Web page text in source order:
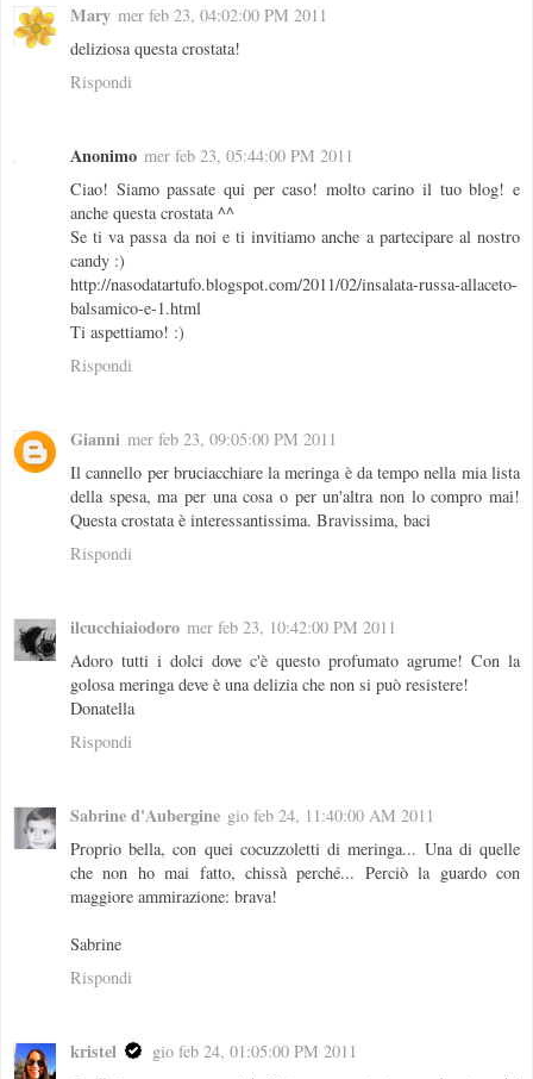
Mary mer feb 23, 04:02:00 PM 2011
deliziosa questa crostata!
Rispondi
Anonimo mer feb 23, 05:44:00 PM 2011
Ciao! Siamo passate qui per caso! molto carino il tuo blog! e
anche questa crostata ^^
Se ti va passa da noi e ti invitiamo anche a partecipare al nostro
candy :)
http://nasodatartufo.blogspot.com/2011/02/insalata-russa-allaceto-
balsamico-e-1.html
Ti aspettiamo! :)
Rispondi
Gianni mer feb 23, 09:05:00 PM 2011
Il cannello per bruciacchiare la meringa è da tempo nella mia lista
della spesa, ma per una cosa o per un'altra non lo compro mai!
Questa crostata è interessantissima. Bravissima, baci
Rispondi
ilcucchiaiodoro mer feb 23, 10:42:00 PM 2011
Adoro tutti i dolci dove c'è questo profumato agrume! Con la
golosa meringa deve è una delizia che non si può resistere!
Donatella
Rispondi
Sabrine d'Aubergine gio feb 24, 11:40:00 AM 2011
Proprio bella, con quei cocuzzoletti di meringa... Una di quelle
che non ho mai fatto, chissà perché... Perciò la guardo con
maggiore ammirazione: brava!
Sabrine
Rispondi
kristel
gio feb 24, 01:05:00 PM 2011